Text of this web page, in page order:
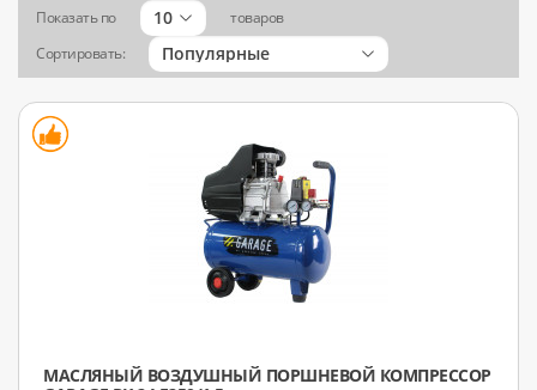
Показать по 10
товаров
Сортировать:
Популярные
МАСЛЯНЫЙ ВОЗДУШНЫЙ ПОРШНЕВОЙ КОМПРЕССОР